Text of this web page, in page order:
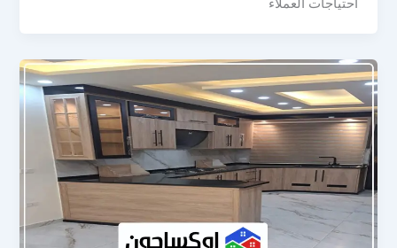
احتياجات العملاء